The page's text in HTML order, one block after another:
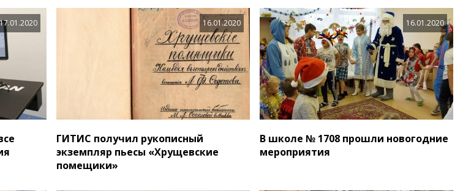
17.01.2020 16.01.2020
ГИТИС получил рукописный
экземпляр пьесы «Хрущевские
помещики»
16.01.2020
В школе № 1708 прошли новогодние
мероприятия